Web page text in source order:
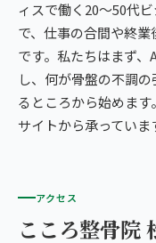
ィスで働く20〜50代
で、仕事の合間や終
です。私たちはまず
し、何が骨盤の不調
るところから始めま
サイトから承っていま
アクセス
こころ整骨院